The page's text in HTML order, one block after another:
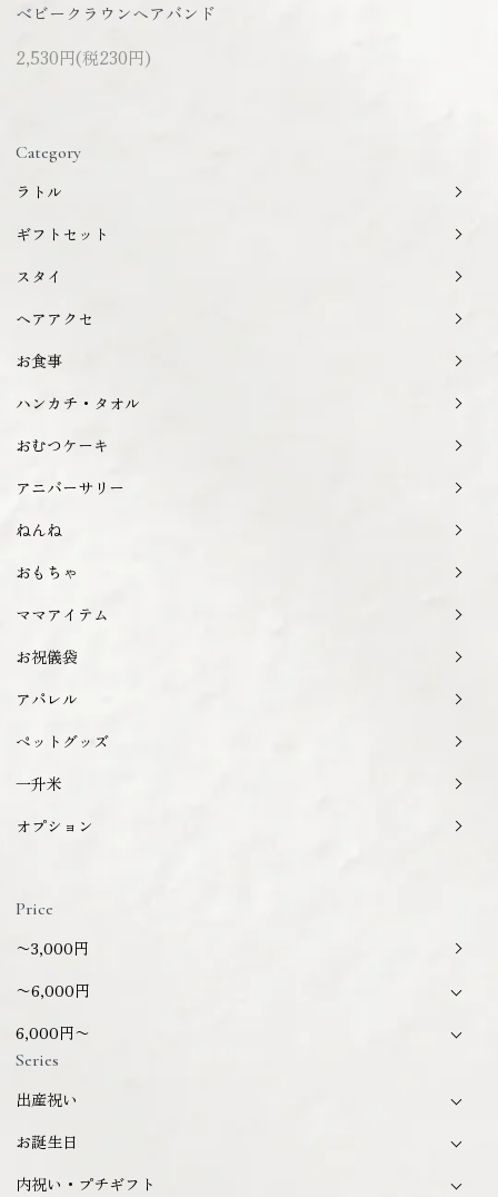
ベビークラウンヘアバンド
2,530円(税230円)
Category
ラトル
ギフトセット
スタイ
ヘアアクセ
お食事
ハンカチ・タオル
おむつケーキ
アニバーサリー
ねんね
おもちゃ
ママアイテム
お祝儀袋
アパレル
ペットグッズ
一升米
オプション
Price
〜3,000円
〜6,000円
6,000円〜
Series
出産祝い
お誕生日
内祝い・プチギフト